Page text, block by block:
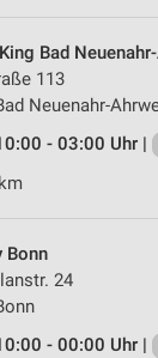
Bad
113
Neuenahr-
- 03:00 Uhr |
Bonn
24
- 00:00 Uhr |